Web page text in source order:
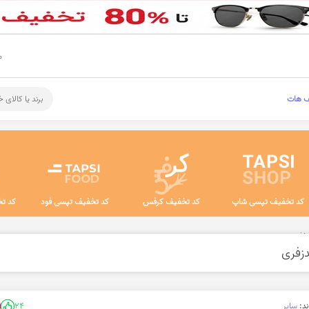
هات برند یا
کد تخفیف تپسی شاپ کد تخفیف کرفس کد تخفیف تپسی فود کد
سایر 24